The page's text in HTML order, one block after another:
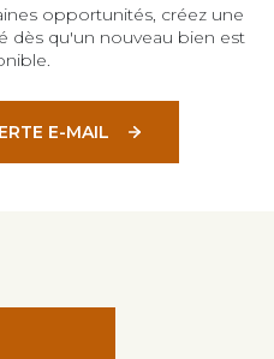
opportunités, créez une
dès qu'un nouveau bien est
E-MAIL